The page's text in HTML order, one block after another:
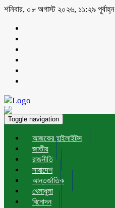
শনিবার, ০৮ অগাস্ট ২০২৬, ১১:২৯ পূর্বাহ্ন
Toggle navigation
আজকের হাইলাইটস
জাতীয়
রাজনীতি
সারাদেশ
আন্তর্জাতিক
খেলাধুলা
বিনোদন